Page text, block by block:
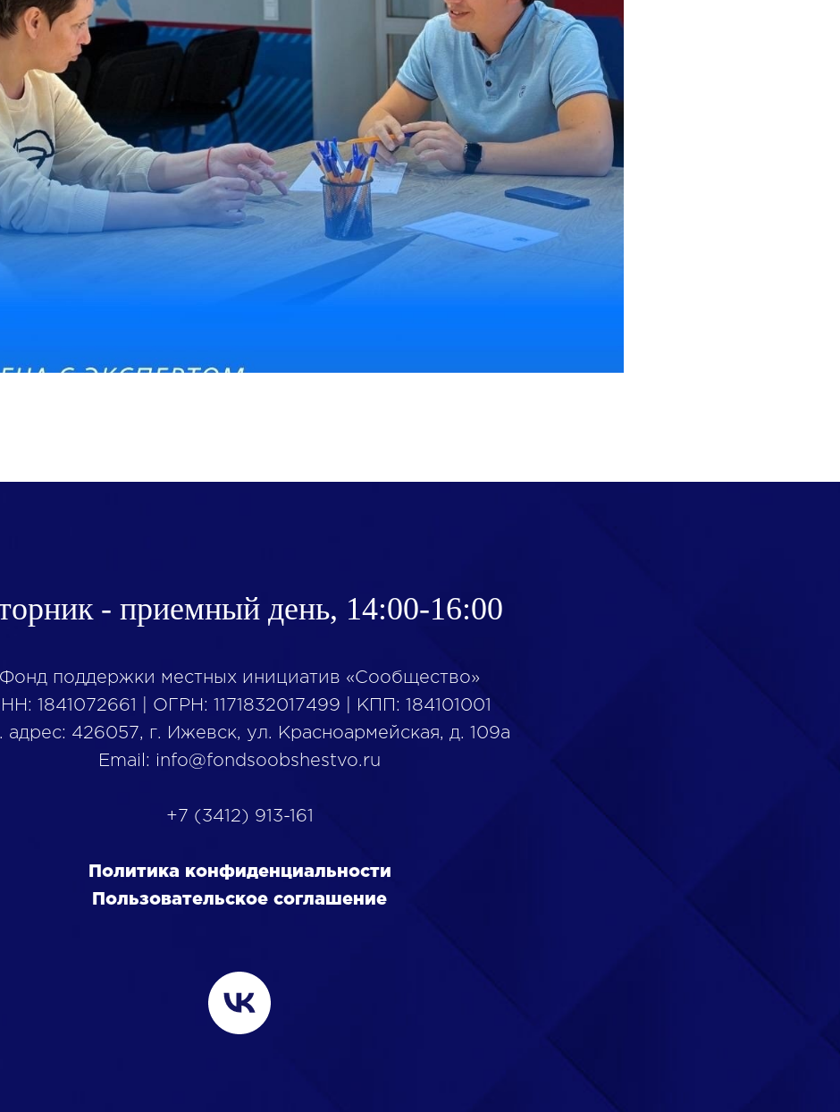
- приемный день, 14:00-16:00
Фонд поддержки местных инициатив «Сообщество»
1841072661 | ОГРН: 1171832017499 | КПП: 184101001
адрес: 426057, г. Ижевск, ул. Красноармейская, д. 109а
Email: info@fondsoobshestvo.ru
+7 (3412) 913-161
Политика конфиденциальности
Пользовательское соглашение